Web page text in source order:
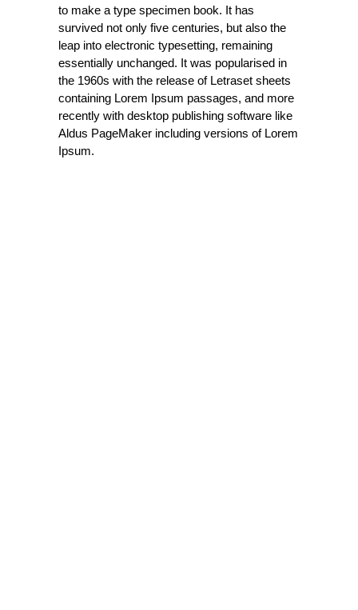
to make a type specimen book. It has
survived not only five centuries, but also the
leap into electronic typesetting, remaining
essentially unchanged. It was popularised in
the 1960s with the release of Letraset sheets
containing Lorem Ipsum passages, and more
recently with desktop publishing software like
Aldus PageMaker including versions of Lorem
Ipsum.